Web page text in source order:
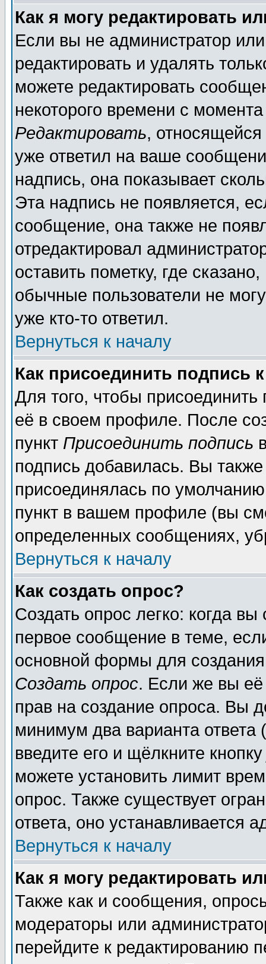
Как я могу редактировать
Если вы не администратор
редактировать и удалять
можете редактировать
некоторого времени с
Редактировать,
уже ответил на ваше
надпись, она показывает
Эта надпись не появляется,
сообщение, она также не
отредактировал
оставить пометку, где
обычные пользователи не
уже кто-то ответил.
Вернуться к началу
Как присоединить подпись
Для того, чтобы
её в своем профиле. После
пункт Присоединить подпись
подпись добавилась. Вы
присоединялась по
пункт в вашем профиле (вы
определенных сообщениях,
Вернуться к началу
Как создать опрос?
Создать опрос легко: когда
первое сообщение в теме,
основной формы для
Создать опрос. Если же вы её
прав на создание опроса. Вы
минимум два варианта ответа
введите его и щёлкните
можете установить лимит
опрос. Также существует
ответа, оно устанавливается
Вернуться к началу
Как я могу редактировать
Также как и сообщения,
модераторы или
перейдите к редактированию